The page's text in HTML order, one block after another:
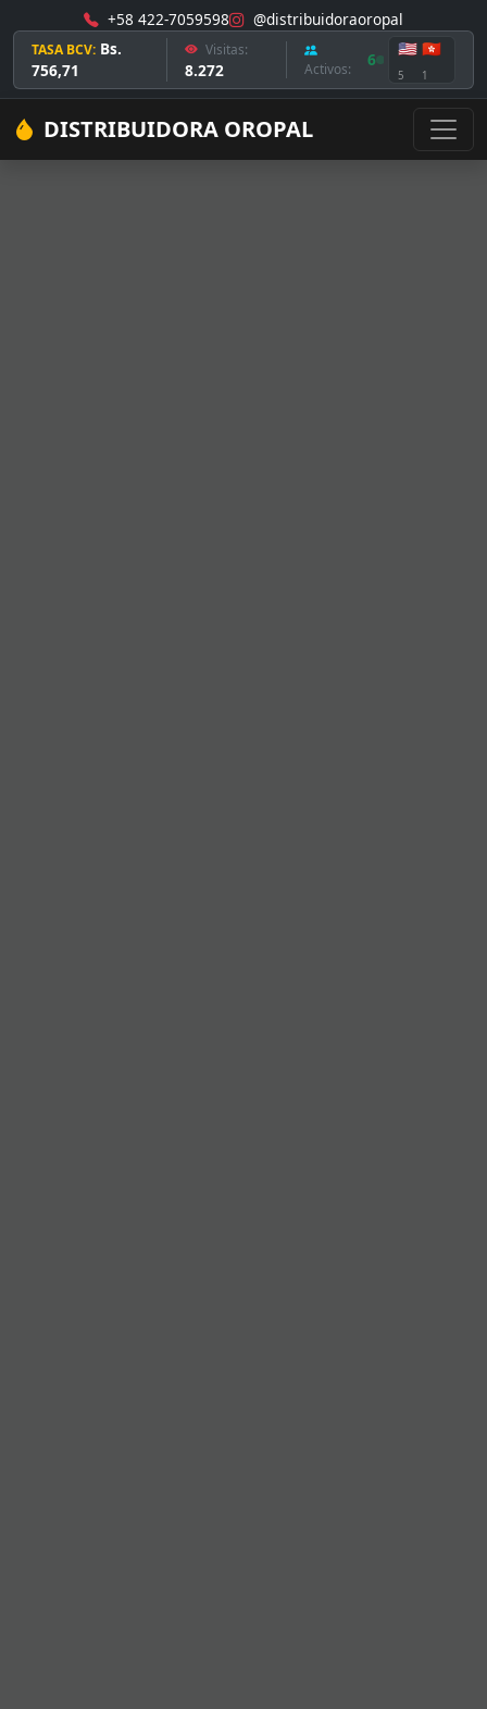
+58 422-7059598 @distribuidoraoropal
TASA BCV: Bs.
756,71
Visitas:
8.272 Activos: 6
🇺🇸
5
🇭🇰
1
DISTRIBUIDORA OROPAL